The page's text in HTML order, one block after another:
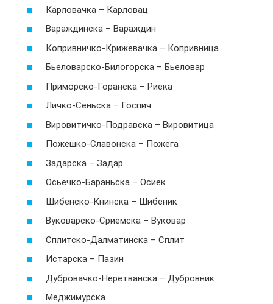
Карловачка – Карловац
Вараждинска – Вараждин
Копривничко-Крижевачка – Копривница
Бьеловарско-Билогорска – Бьеловар
Приморско-Горанска – Риека
Личко-Сеньска – Госпич
Вировитичко-Подравска – Вировитица
Пожешко-Славонска – Пожега
Задарска – Задар
Осьечко-Бараньска – Осиек
Шибенско-Книнска – Шибеник
Вуковарско-Сриемска – Вуковар
Сплитско-Далматинска – Сплит
Истарска – Пазин
Дубровачко-Неретванска – Дубровник
Меджимурска